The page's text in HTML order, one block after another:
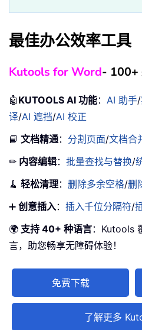
最佳办公效率工具
Kutools for Word- 100+
🤖 KUTOOLS AI 功能： AI 助手/
译/AI 遮挡/AI 校正
📘 文档精通： 分割页面/文档合
✏ 内容编辑： 批量查找与替换/
🧹 轻松清理： 删除多余空格/删
➕ 创意插入： 插入千位分隔符/
🌍 支持 40+ 种语言：Kutools
言，助您畅享无障碍体验！
免费下载
了解更多